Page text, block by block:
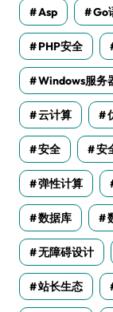
Asp Go
PHP安全
Windows服务
云计算
安全 安
弹性计算
数据库
无障碍设计
站长生态